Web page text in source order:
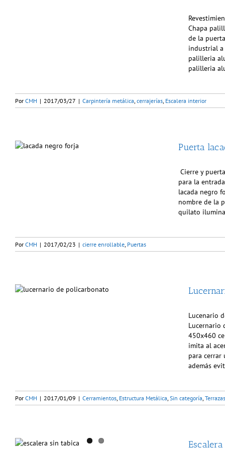
Chapa
de la
industrial
palilleria
palilleria
Por CMH | 2017/03/27 | Carpintería metálica cerrajerías Escalera interior
Puerta
Cierre y
para la
lacada negro
nombre de la
quilato
Por CMH | 2017/02/23 | cierre enrollable Puertas
Lucenario
Lucernario
450x460
imita al
para
además
Por CMH | 2017/01/09 | Cerramientos Estructura Metálica Sin categoría Terrazas